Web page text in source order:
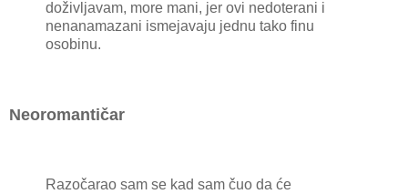
doživljavam, more mani, jer ovi nedoterani i
nenanamazani ismejavaju jednu tako finu
osobinu.
Neoromantičar
Razočarao sam se kad sam čuo da će